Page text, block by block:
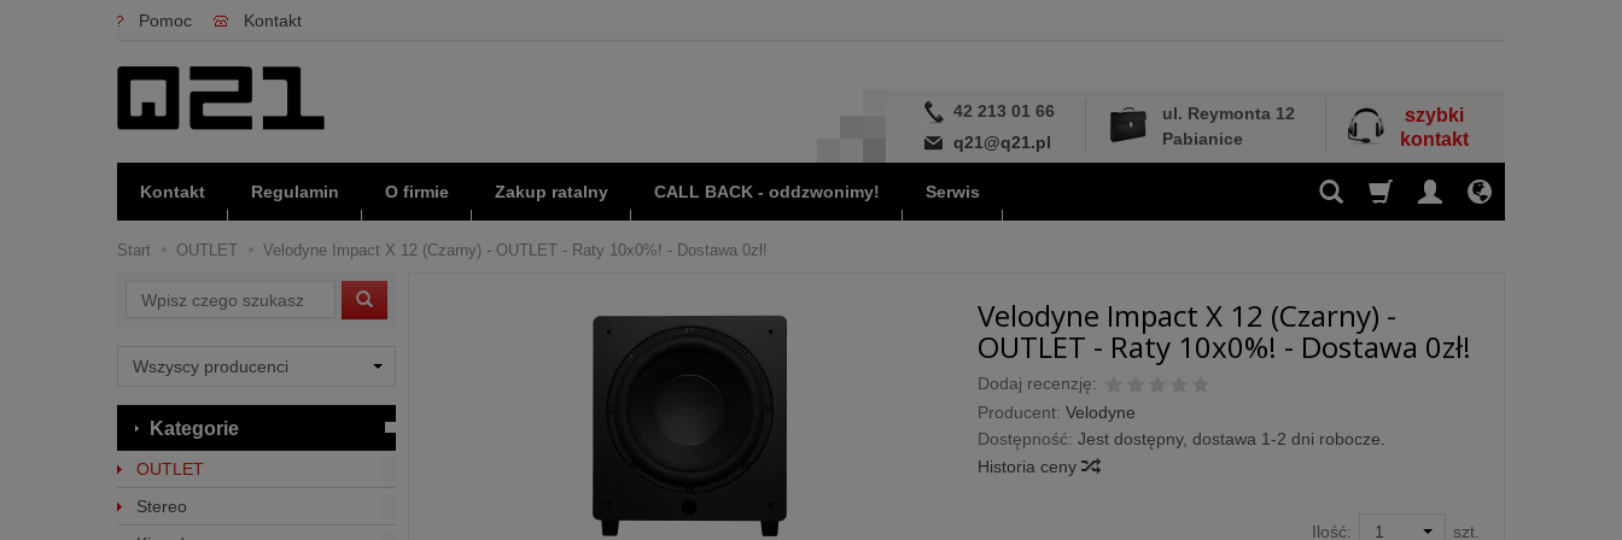
Pomoc Kontakt
42 213 01 66
q21@q21.pl
ul. Reymonta 12
Pabianice
szybki
kontakt
Kontakt Regulamin O firmie Zakup ratalny CALL BACK - oddzwonimy! Serwis
Start OUTLET Velodyne Impact X 12 (Czarny) - OUTLET - Raty 10x0%! - Dostawa 0zł!
Velodyne Impact X 12 (Czarny) -
OUTLET - Raty 10x0%! - Dostawa 0zł!
Dodaj recenzję:
Producent: Velodyne
Dostępność: Jest dostępny, dostawa 1-2 dni robocze.
Historia ceny
Ilość: szt.
Wyszukaj
Kategorie
OUTLET
Stereo